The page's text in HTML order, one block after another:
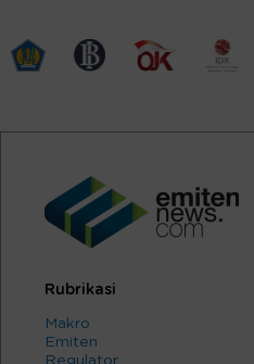
Rubrikasi
Makro
Emiten
Regulator